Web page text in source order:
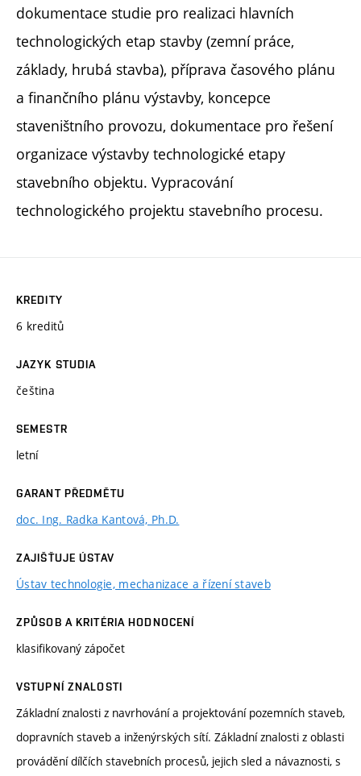
dokumentace studie pro realizaci hlavních
technologických etap stavby (zemní práce,
základy, hrubá stavba), příprava časového plánu
a finančního plánu výstavby, koncepce
staveništního provozu, dokumentace pro řešení
organizace výstavby technologické etapy
stavebního objektu. Vypracování
technologického projektu stavebního procesu.
KREDITY
6 kreditů
JAZYK STUDIA
čeština
SEMESTR
letní
GARANT PŘEDMĚTU
doc. Ing. Radka Kantová, Ph.D.
ZAJIŠŤUJE ÚSTAV
Ústav technologie, mechanizace a řízení staveb
ZPŮSOB A KRITÉRIA HODNOCENÍ
klasifikovaný zápočet
VSTUPNÍ ZNALOSTI
Základní znalosti z navrhování a projektování pozemních staveb,
dopravních staveb a inženýrských sítí. Základní znalosti z oblasti
provádění dílčích stavebních procesů, jejich sled a návaznosti, s